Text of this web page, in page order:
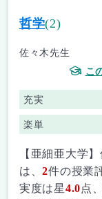
哲学(2)
佐々木先生
こ
充実
楽単
【亜細亜大学
は、2件の授業
実度は星4.0点